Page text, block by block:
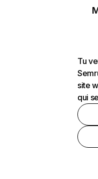
Tu
site
qui